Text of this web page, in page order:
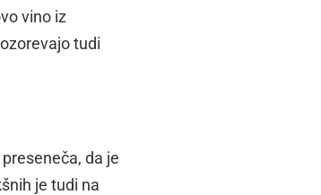
vino iz
tudi
da je
je tudi na